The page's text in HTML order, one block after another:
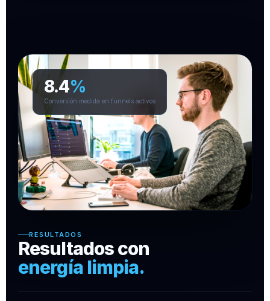
8.4%
Conversión medida en funnels activos
RESULTADOS
Resultados con
energía limpia.